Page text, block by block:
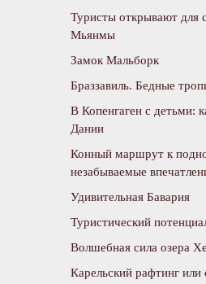
Туристы открывают для
Мьянмы
Замок Мальборк
Браззавиль. Бедные
В Копенгаген с детьми:
Дании
Конный маршрут к
незабываемые
Удивительная Бавария
Туристический
Волшебная сила озера
Карельский рафтинг или